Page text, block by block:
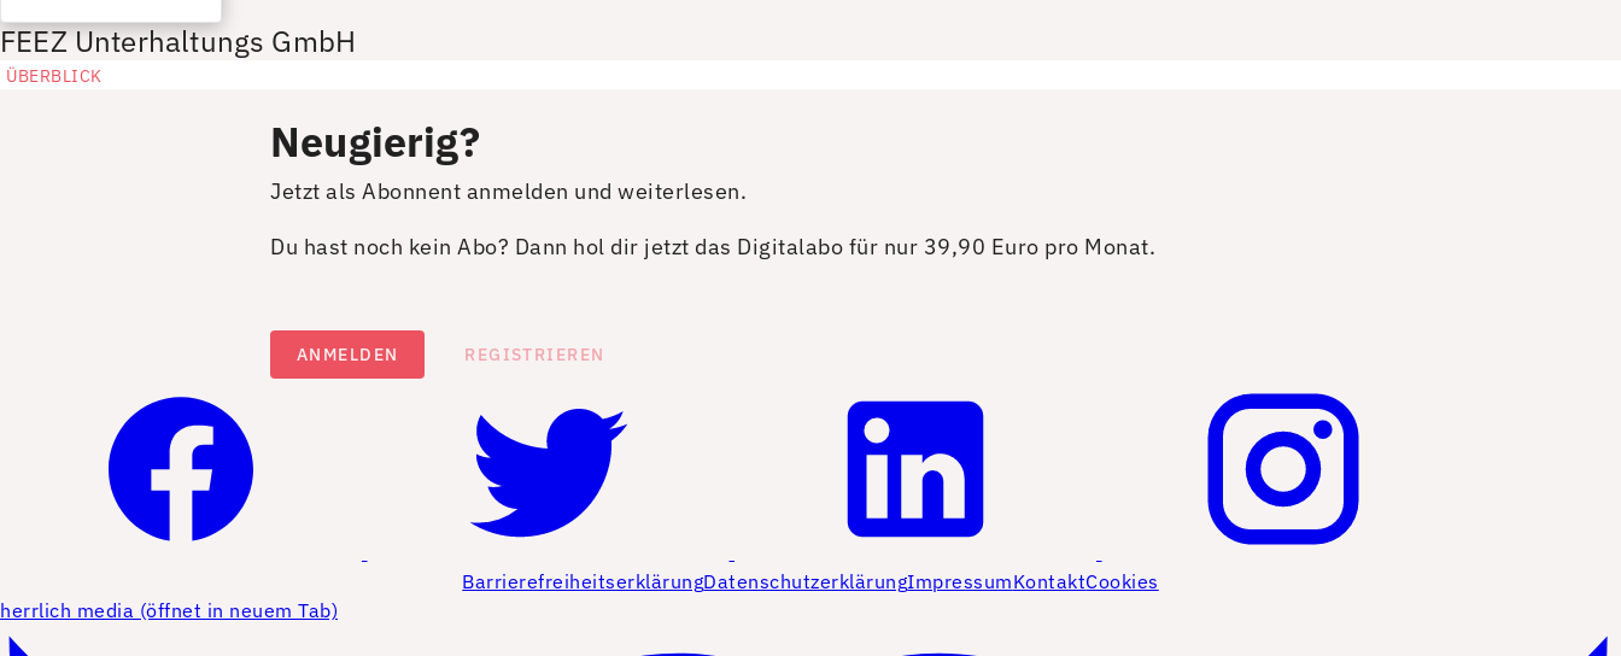
FEEZ Unterhaltungs GmbH
ÜBERBLICK
Neugierig?
Jetzt als Abonnent anmelden und weiterlesen.
Du hast noch kein Abo? Dann hol dir jetzt das Digitalabo für nur 39,90 Euro pro Monat.
ANMELDEN REGISTRIEREN
BarrierefreiheitserklärungDatenschutzerklärungImpressumKontaktCookies
herrlich media (öffnet in neuem Tab)